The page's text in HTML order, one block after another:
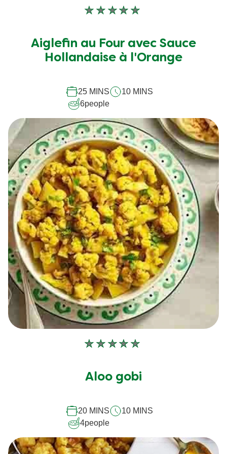
Aucune
soumise
pour
Aiglefin au Four avec Sauce
Hollandaise à l'Orange
25 MINS
10 MINS
6people
Aucune
soumise
recipe
Aloo gobi
20 MINS
10 MINS
4people